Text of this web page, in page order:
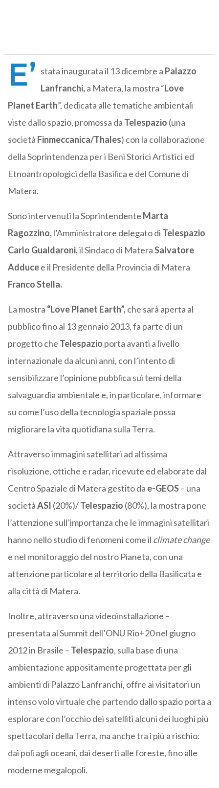
E’ stata inaugurata il 13 dicembre a Palazzo
Lanfranchi,a Matera, la mostra “Love
Planet Earth”, dedicata alle tematiche ambientali
viste dallo spazio, promossa da Telespazio (una
società Finmeccanica/Thales) con la collaborazione
della Soprintendenza per i Beni Storici Artistici ed
Etnoantropologici della Basilica e del Comune di
Matera.
Sono intervenuti la Soprintendente Marta
Ragozzino,l’Amministratore delegato di Telespazio
Carlo Gualdaroni,il Sindaco di MateraSalvatore
Adducee il Presidente della Provincia di Matera
Franco Stella.
La mostra “Love Planet Earth”,che sarà aperta al
pubblico fino al 13 gennaio 2013, fa parte di un
progetto che Telespazio porta avanti a livello
internazionale da alcuni anni, con l’intento di
sensibilizzare l’opinione pubblica sui temi della
salvaguardia ambientale e, in particolare, informare
su come l’uso della tecnologia spaziale possa
migliorare la vita quotidiana sulla Terra.
Attraverso immagini satellitari ad altissima
risoluzione, ottiche e radar, ricevute ed elaborate dal
Centro Spaziale di Matera gestito da e-GEOS– una
societàASI (20%)/Telespazio (80%), la mostra pone
l’attenzione sull’importanza che le immagini satellitari
hanno nello studio di fenomeni come il climate change
e nel monitoraggio del nostro Pianeta, con una
attenzione particolare al territorio della Basilicata e
alla città di Matera.
Inoltre, attraverso una videoinstallazione –
presentata al Summit dell’ONU Rio+20 nel giugno
2012 in Brasile – Telespazio, sulla base di una
ambientazione appositamente progettata per gli
ambienti di Palazzo Lanfranchi, offre ai visitatori un
intenso volo virtuale che partendo dallo spazio porta a
esplorare con l’occhio dei satelliti alcuni dei luoghi più
spettacolari della Terra, ma anche tra i più a rischio:
dai poli agli oceani, dai deserti alle foreste, fino alle
moderne megalopoli.